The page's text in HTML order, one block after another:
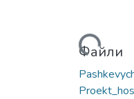
Вантажиться...Файли